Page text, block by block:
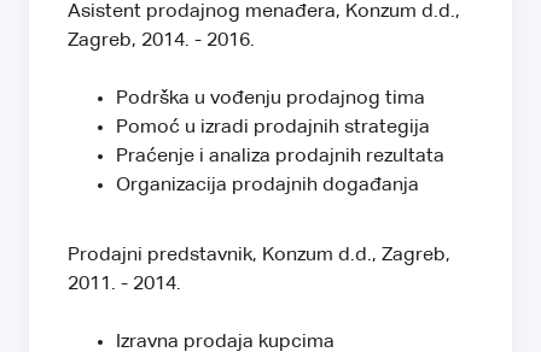
Asistent prodajnog menađera, Konzum d.d.,
Zagreb, 2014. - 2016.
Podrška u vođenju prodajnog tima
Pomoć u izradi prodajnih strategija
Praćenje i analiza prodajnih rezultata
Organizacija prodajnih događanja
Prodajni predstavnik, Konzum d.d., Zagreb,
2011. - 2014.
Izravna prodaja kupcima